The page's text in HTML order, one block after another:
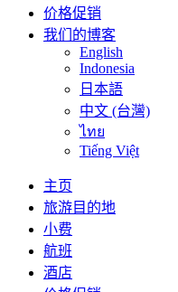
价格促销
我们的博客
English
Indonesia
日本語
中文 (台灣)
ไทย
Tiếng Việt
主页
旅游目的地
小费
航班
酒店